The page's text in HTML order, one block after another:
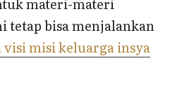
materi-materi
tetap bisa menjalankan
visi misi keluarga insya